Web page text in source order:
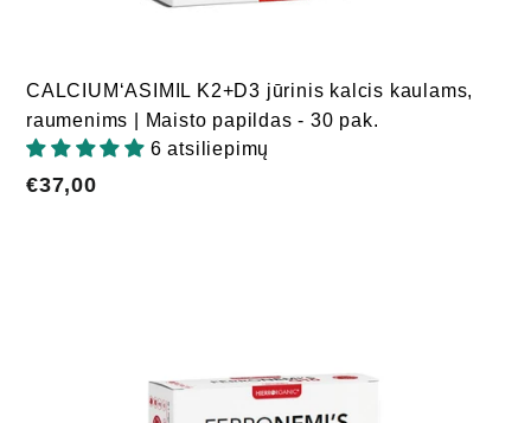
CALCIUM‘ASIMIL K2+D3 jūrinis kalcis kaulams,
raumenims | Maisto papildas - 30 pak.
6 atsiliepimų
€37,00